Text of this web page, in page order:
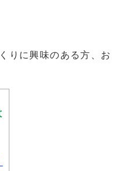
りに興味のある方、お